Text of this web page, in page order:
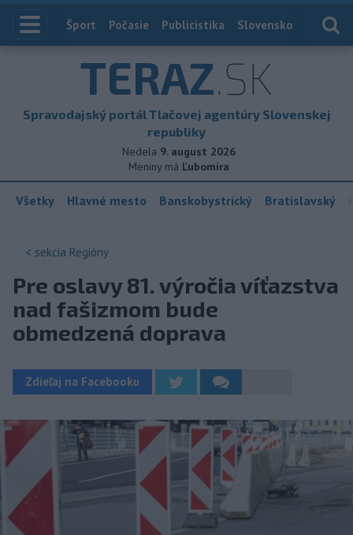
Index
Šport Počasie Publicistika Slovensko
TERAZ.SK
Spravodajský portál Tlačovej agentúry Slovenskej
republiky
Nedela 9. august 2026
Meniny má Ľubomíra
Všetky Hlavné mesto Banskobystrický Bratislavský
< sekcia Regióny
Pre oslavy 81. výročia víťazstva
nad fašizmom bude
obmedzená doprava
Zdieľaj na Facebooku